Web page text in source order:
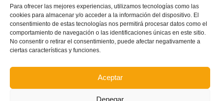
Para ofrecer las mejores experiencias, utilizamos tecnologías como las
cookies para almacenar y/o acceder a la información del dispositivo. El
consentimiento de estas tecnologías nos permitirá procesar datos como el
comportamiento de navegación o las identificaciones únicas en este sitio.
No consentir o retirar el consentimiento, puede afectar negativamente a
ciertas características y funciones.
Aceptar
Denegar